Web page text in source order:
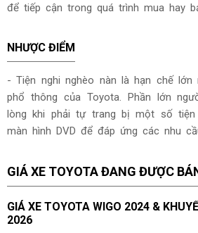
để tiếp cận trong quá trình mua hay
NHƯỢC ĐIỂM
- Tiện nghi nghèo nàn là hạn chế
phổ thông của Toyota. Phần lớn
lòng khi phải tự trang bị một số
màn hình DVD để đáp ứng các nhu
GIÁ XE TOYOTA ĐANG ĐƯỢC
GIÁ XE TOYOTA WIGO 2024 &
2026